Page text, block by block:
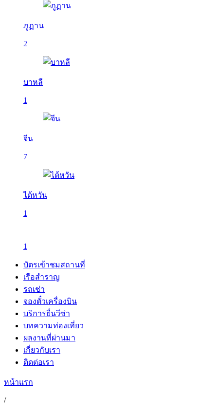
ภูฏาน
2
บาหลี
1
จีน
7
ไต้หวัน
1
1
บัตรเข้าชมสถานที่
เรือสำราญ
รถเช่า
จองตั๋วเครื่องบิน
บริการยื่นวีซ่า
บทความท่องเที่ยว
ผลงานที่ผ่านมา
เกี่ยวกับเรา
ติดต่อเรา
หน้าแรก
/